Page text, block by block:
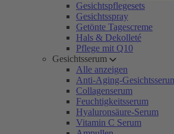
Gesichtspflegesets
Gesichtsspray
Getönte Tagescreme
Hals & Dekolleté
Pflege mit Q10
Gesichtsserum
Alle anzeigen
Anti-Aging-
Collagenserum
Feuchtigkeitsserum
Hyaluronsäure-Serum
Vitamin C Serum